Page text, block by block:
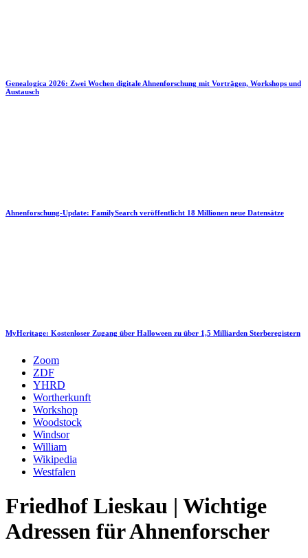
Genealogica 2026: Zwei Wochen digitale Ahnenforschung mit Vorträgen, Workshops und
Austausch
Ahnenforschung-Update: FamilySearch veröffentlicht 18 Millionen neue Datensätze
MyHeritage: Kostenloser Zugang über Halloween zu über 1,5 Milliarden Sterberegistern
Zoom
ZDF
YHRD
Wortherkunft
Workshop
Woodstock
Windsor
William
Wikipedia
Westfalen
Friedhof Lieskau | Wichtige
Adressen für Ahnenforscher